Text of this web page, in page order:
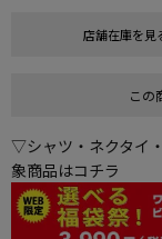
店舗在庫を見
この
▽シャツ・ネクタイ
象商品はコチラ